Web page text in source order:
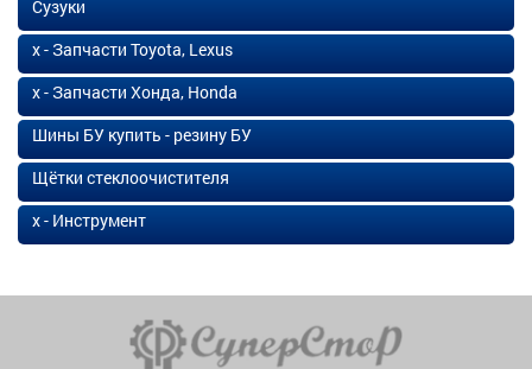
Сузуки
х - Запчасти Toyota, Lexus
х - Запчасти Хонда, Honda
Шины БУ купить - резину БУ
Щётки стеклоочистителя
х - Инструмент